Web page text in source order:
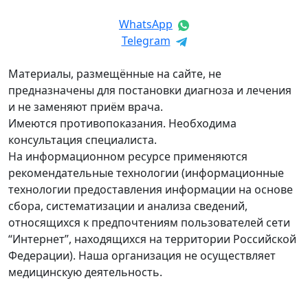
WhatsApp
Telegram
Материалы, размещённые на сайте, не
предназначены для постановки диагноза и лечения
и не заменяют приём врача.
Имеются противопоказания. Необходима
консультация специалиста.
На информационном ресурсе применяются
рекомендательные технологии (информационные
технологии предоставления информации на основе
сбора, систематизации и анализа сведений,
относящихся к предпочтениям пользователей сети
“Интернет”, находящихся на территории Российской
Федерации). Наша организация не осуществляет
медицинскую деятельность.